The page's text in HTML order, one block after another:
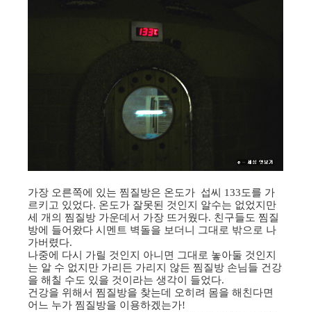
가장 오른쪽에 있는 찜질방은 온도가 섭씨 133도를 가
르키고 있었다. 온도가 잘못된 것인지 알수는 없었지만
세 개의 찜질방 가운데서 가장 뜨거웠다. 친구들도 찜질
방에 들어왔다 시멘트 벽돌을 보더니 그대로 밖으로 나
가버렸다.
나중에 다시 가릴 것인지 아니면 그대로 놓아둘 것인지
는 알 수 없지만 가리든 가리지 않든 찜질방 손님들 건강
을 해칠 수도 있을 것이라는 생각이 들었다.
건강을 위해서 찜질방을 찾는데 오히려 몸을 해친다면
어느 누가 찜질방을 이용하겠는가!